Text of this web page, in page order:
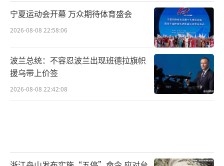
宁夏运动会开幕 万众期待体育盛会
2026-08-08 22:58:06
波兰总统：不容忍波兰出现班德拉旗帜
援乌带上价签
2026-08-08 22:42:08